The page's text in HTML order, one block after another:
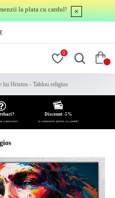
la plata cu cardul!
0
lui Hristos - Tablou religios
contactezi!
Discount -5%
la comenzile platite cu cardul!